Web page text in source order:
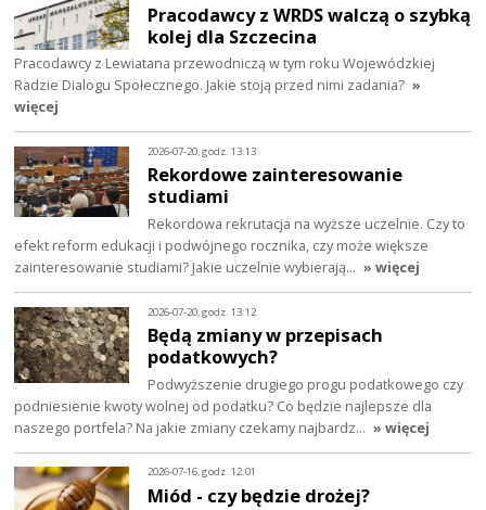
Pracodawcy z WRDS walczą o szybką
kolej dla Szczecina
Pracodawcy z Lewiatana przewodniczą w tym roku Wojewódzkiej
Radzie Dialogu Społecznego. Jakie stoją przed nimi zadania? »
więcej
2026-07-20, godz. 13:13
Rekordowe zainteresowanie
studiami
Rekordowa rekrutacja na wyższe uczelnie. Czy to
efekt reform edukacji i podwójnego rocznika, czy może większe
zainteresowanie studiami? Jakie uczelnie wybierają… » więcej
2026-07-20, godz. 13:12
Będą zmiany w przepisach
podatkowych?
Podwyższenie drugiego progu podatkowego czy
podniesienie kwoty wolnej od podatku? Co będzie najlepsze dla
naszego portfela? Na jakie zmiany czekamy najbardz… » więcej
2026-07-16, godz. 12:01
Miód - czy będzie drożej?